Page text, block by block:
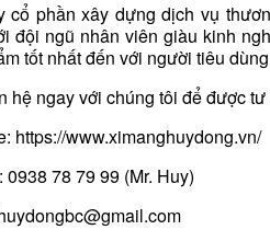
cổ phần xây dựng dịch vụ
đội ngũ nhân viên giàu kinh
tốt nhất đến với người tiêu
hệ ngay với chúng tôi để được
https://www.ximanghuydong.vn/
0938 78 79 99 (Mr. Huy)